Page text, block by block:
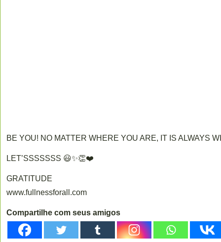
BE YOU! NO MATTER WHERE YOU ARE, IT IS ALWAYS
LET’SSSSSSS 😃✨👏❤️
GRATITUDE
www.fullnessforall.com
Compartilhe com seus amigos